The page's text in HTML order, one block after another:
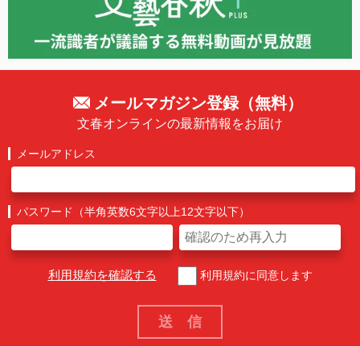
メールマガジン登録（無料）
文春オンラインの最新情報をお届け
メールアドレス
パスワード（半角英数6文字以上12文字以下）
利用規約を確認する 利用規約に同意します